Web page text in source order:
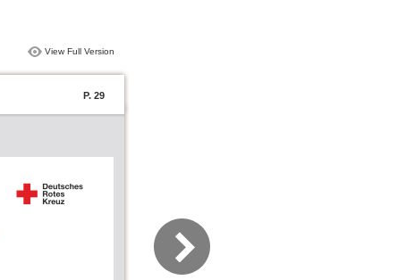
View Full Version
P. 29